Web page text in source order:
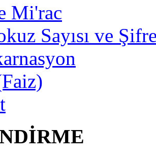
Mi'rac
Sayısı ve